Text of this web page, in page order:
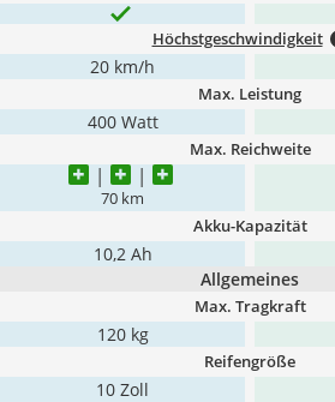
Höchstgeschwindigkeit
20 km/h
Max. Leistung
400 Watt
Max. Reichweite
70 km
Akku-Kapazität
10,2 Ah
Allgemeines
Max. Tragkraft
120 kg
Reifengröße
10 Zoll